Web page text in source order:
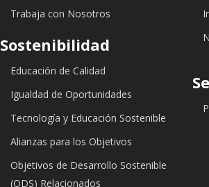
Trabaja con Nosotros
Sostenibilidad
Educación de Calidad
Igualdad de Oportunidades
Tecnología y Educación Sostenible
Alianzas para los Objetivos
Objetivos de Desarrollo Sostenible
(ODS) Relacionados